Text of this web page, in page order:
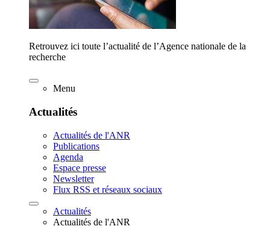
Retrouvez ici toute l’actualité de l’Agence nationale de la
recherche
Menu
Actualités
Actualités de l'ANR
Publications
Agenda
Espace presse
Newsletter
Flux RSS et réseaux sociaux
Actualités
Actualités de l'ANR